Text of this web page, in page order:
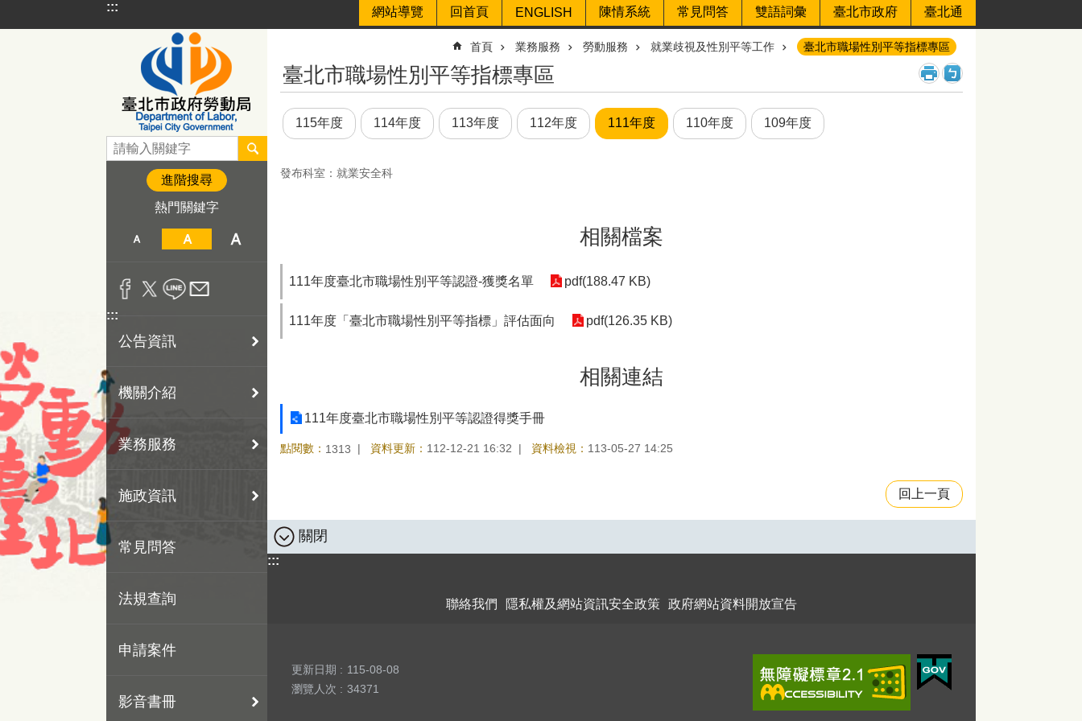
跳到主要內容區塊
::: 網站導覽 回首頁 ENGLISH 陳情系統 常見問答 雙語詞彙 臺北市政府 臺北通
進階搜尋
熱門關鍵字
:::
公告資訊
機關介紹
業務服務
施政資訊
常見問答
法規查詢
申請案件
影音書冊
首頁 業務服務 勞動服務 就業歧視及性別平等工作 臺北市職場性別平等指標專區
臺北市職場性別平等指標專區
115年度 114年度 113年度 112年度 111年度 110年度 109年度
發布科室：就業安全科
相關檔案
111年度臺北市職場性別平等認證-獲獎名單 pdf(188.47 KB)
111年度「臺北市職場性別平等指標」評估面向 pdf(126.35 KB)
相關連結
111年度臺北市職場性別平等認證得獎手冊
點閱數： 1313 資料更新： 112-12-21 16:32 資料檢視： 113-05-27 14:25
回上一頁
關閉
:::
聯絡我們 隱私權及網站資訊安全政策 政府網站資料開放宣告
更新日期
115-08-08
瀏覽人次
34371